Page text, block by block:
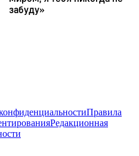
Правила
Редакционная